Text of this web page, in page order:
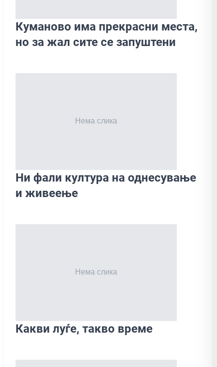
Куманово има прекрасни места,
но за жал сите се запуштени
Ни фали култура на однесување
и живеење
Какви луѓе, такво време